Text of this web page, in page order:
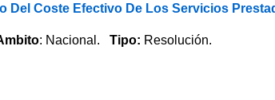
Del Coste Efectivo De Los Servicios
: Nacional. Tipo: Resolución.